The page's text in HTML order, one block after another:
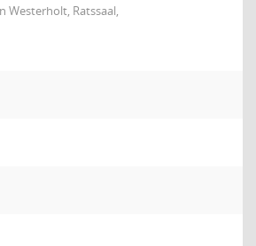
Westerholt, Ratssaal,